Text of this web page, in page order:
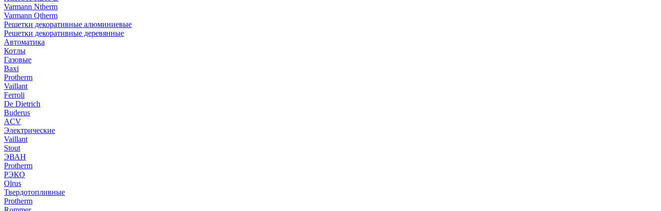
Varmann Ntherm
Varmann Qtherm
Решетки декоративные алюминиевые
Решетки декоративные деревянные
Автоматика
Котлы
Газовые
Baxi
Protherm
Vaillant
Ferroli
De Dietrich
Buderus
ACV
Электрические
Vaillant
Stout
ЭВАН
Protherm
РЭКО
Olrus
Твердотопливные
Protherm